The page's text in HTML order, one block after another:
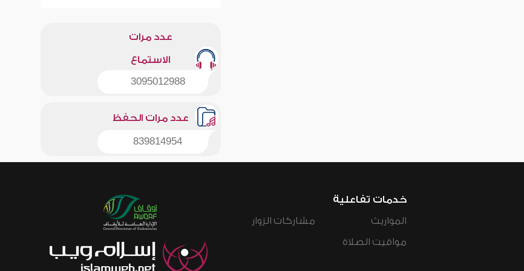
عدد مرات
الاستماع
3095012988
عدد مرات الحفظ
839814954
خدمات تفاعلية
المواريث
مواقيت الصلاة
مشاركات الزوار